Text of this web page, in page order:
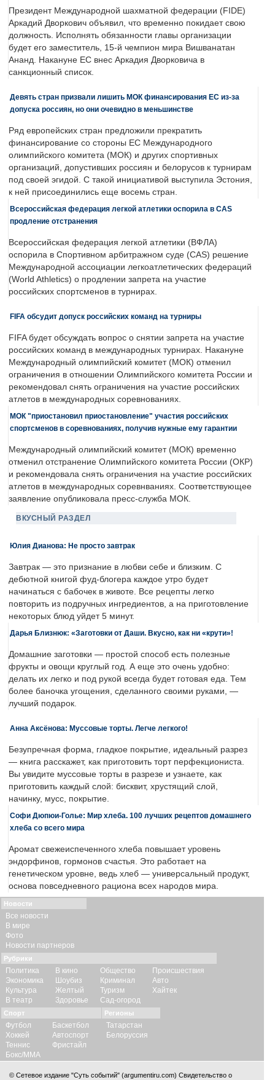
Президент Международной шахматной федерации (FIDE)
Аркадий Дворкович объявил, что временно покидает свою
должность. Исполнять обязанности главы организации
будет его заместитель, 15-й чемпион мира Вишванатан
Ананд. Накануне ЕС внес Аркадия Дворковича в
санкционный список.
Девять стран призвали лишить МОК финансирования ЕС из-за
допуска россиян, но они очевидно в меньшинстве
Ряд европейских стран предложили прекратить
финансирование со стороны ЕС Международного
олимпийского комитета (МОК) и других спортивных
организаций, допустивших россиян и белорусов к турнирам
под своей эгидой. С такой инициативой выступила Эстония,
к ней присоединились еще восемь стран.
Всероссийская федерация легкой атлетики оспорила в CAS
продление отстранения
Всероссийская федерация легкой атлетики (ВФЛА)
оспорила в Спортивном арбитражном суде (CAS) решение
Международной ассоциации легкоатлетических федераций
(World Athletics) о продлении запрета на участие
российских спортсменов в турнирах.
FIFA обсудит допуск российских команд на турниры
FIFA будет обсуждать вопрос о снятии запрета на участие
российских команд в международных турнирах. Накануне
Международный олимпийский комитет (МОК) отменил
ограничения в отношении Олимпийского комитета России и
рекомендовал снять ограничения на участие российских
атлетов в международных соревнованиях.
МОК "приостановил приостановление" участия российских
спортсменов в соревнованиях, получив нужные ему гарантии
Международный олимпийский комитет (МОК) временно
отменил отстранение Олимпийского комитета России (ОКР)
и рекомендовала снять ограничения на участие российских
атлетов в международных соревнваниях. Соответствующее
заявление опубликовала пресс-служба МОК.
ВКУСНЫЙ РАЗДЕЛ
Юлия Дианова: Не просто завтрак
Завтрак — это признание в любви себе и близким. С
дебютной книгой фуд-блогера каждое утро будет
начинаться с бабочек в животе. Все рецепты легко
повторить из подручных ингредиентов, а на приготовление
некоторых блюд уйдет 5 минут.
Дарья Близнюк: «Заготовки от Даши. Вкусно, как ни «крути»!
Домашние заготовки — простой способ есть полезные
фрукты и овощи круглый год. А еще это очень удобно:
делать их легко и под рукой всегда будет готовая еда. Тем
более баночка угощения, сделанного своими руками, —
лучший подарок.
Анна Аксёнова: Муссовые торты. Легче легкого!
Безупречная форма, гладкое покрытие, идеальный разрез
— книга расскажет, как приготовить торт перфекциониста.
Вы увидите муссовые торты в разрезе и узнаете, как
приготовить каждый слой: бисквит, хрустящий слой,
начинку, мусс, покрытие.
Софи Дюпюи-Голье: Мир хлеба. 100 лучших рецептов домашнего
хлеба со всего мира
Аромат свежеиспеченного хлеба повышает уровень
эндорфинов, гормонов счастья. Это работает на
генетическом уровне, ведь хлеб — универсальный продукт,
основа повседневного рациона всех народов мира.
Новости
Все новости
В мире
Фото
Новости партнеров
Рубрики
Политика
Экономика
Культура
В театр
В кино
Шоубиз
Желтый
Здоровье
Общество
Криминал
Туризм
Сад-огород
Происшествия
Авто
Хайтек
Спорт
Футбол
Хоккей
Теннис
Бокс/ММА
Баскетбол
Автоспорт
Фристайл
Регионы
Татарстан
Белоруссия
© Сетевое издание "Суть событий" (argumentiru.com) Свидетельство о